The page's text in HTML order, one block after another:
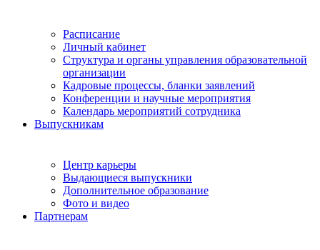
Расписание
Личный кабинет
Структура и органы управления образовательной
организации
Кадровые процессы, бланки заявлений
Конференции и научные мероприятия
Календарь мероприятий сотрудника
Выпускникам
Центр карьеры
Выдающиеся выпускники
Дополнительное образование
Фото и видео
Партнерам